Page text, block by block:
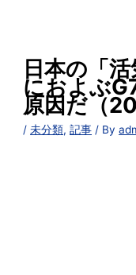
日本の「
におよぶ
原因だ（
/未分類,記事 / By